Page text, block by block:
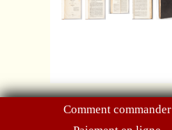
Comment commander